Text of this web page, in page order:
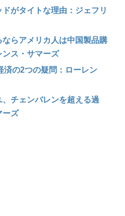
ドがタイトな理由：ジェフリ
らアメリカ人は中国製品購
ンス・サマーズ
済の2つの疑問：ローレン
、チェンバレンを超える過
ーズ